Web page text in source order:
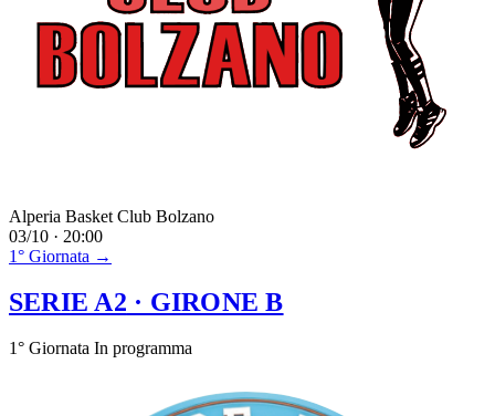
Alperia Basket Club Bolzano
03/10 · 20:00
1° Giornata →
SERIE A2 · GIRONE B
1° Giornata In programma